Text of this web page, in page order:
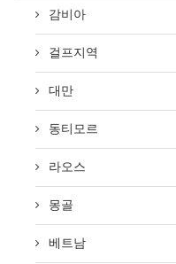
감비아
걸프지역
대만
동티모르
라오스
몽골
베트남